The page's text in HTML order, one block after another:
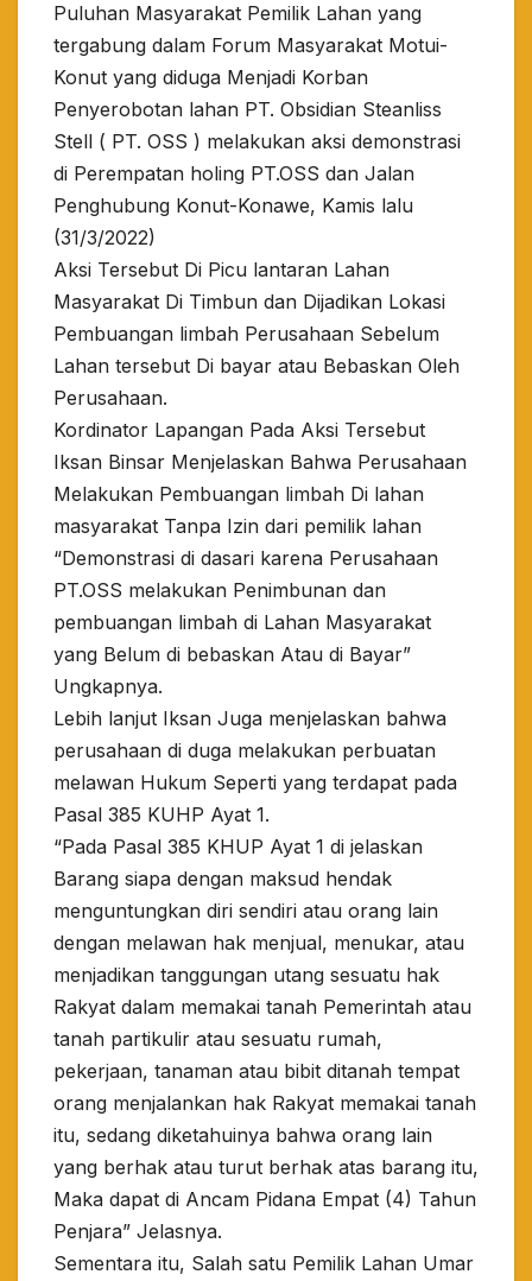
Puluhan Masyarakat Pemilik Lahan yang
tergabung dalam Forum Masyarakat Motui-
Konut yang diduga Menjadi Korban
Penyerobotan lahan PT. Obsidian Steanliss
Stell ( PT. OSS ) melakukan aksi demonstrasi
di Perempatan holing PT.OSS dan Jalan
Penghubung Konut-Konawe, Kamis lalu
(31/3/2022)
Aksi Tersebut Di Picu lantaran Lahan
Masyarakat Di Timbun dan Dijadikan Lokasi
Pembuangan limbah Perusahaan Sebelum
Lahan tersebut Di bayar atau Bebaskan Oleh
Perusahaan.
Kordinator Lapangan Pada Aksi Tersebut
Iksan Binsar Menjelaskan Bahwa Perusahaan
Melakukan Pembuangan limbah Di lahan
masyarakat Tanpa Izin dari pemilik lahan
“Demonstrasi di dasari karena Perusahaan
PT.OSS melakukan Penimbunan dan
pembuangan limbah di Lahan Masyarakat
yang Belum di bebaskan Atau di Bayar”
Ungkapnya.
Lebih lanjut Iksan Juga menjelaskan bahwa
perusahaan di duga melakukan perbuatan
melawan Hukum Seperti yang terdapat pada
Pasal 385 KUHP Ayat 1.
“Pada Pasal 385 KHUP Ayat 1 di jelaskan
Barang siapa dengan maksud hendak
menguntungkan diri sendiri atau orang lain
dengan melawan hak menjual, menukar, atau
menjadikan tanggungan utang sesuatu hak
Rakyat dalam memakai tanah Pemerintah atau
tanah partikulir atau sesuatu rumah,
pekerjaan, tanaman atau bibit ditanah tempat
orang menjalankan hak Rakyat memakai tanah
itu, sedang diketahuinya bahwa orang lain
yang berhak atau turut berhak atas barang itu,
Maka dapat di Ancam Pidana Empat (4) Tahun
Penjara” Jelasnya.
Sementara itu, Salah satu Pemilik Lahan Umar